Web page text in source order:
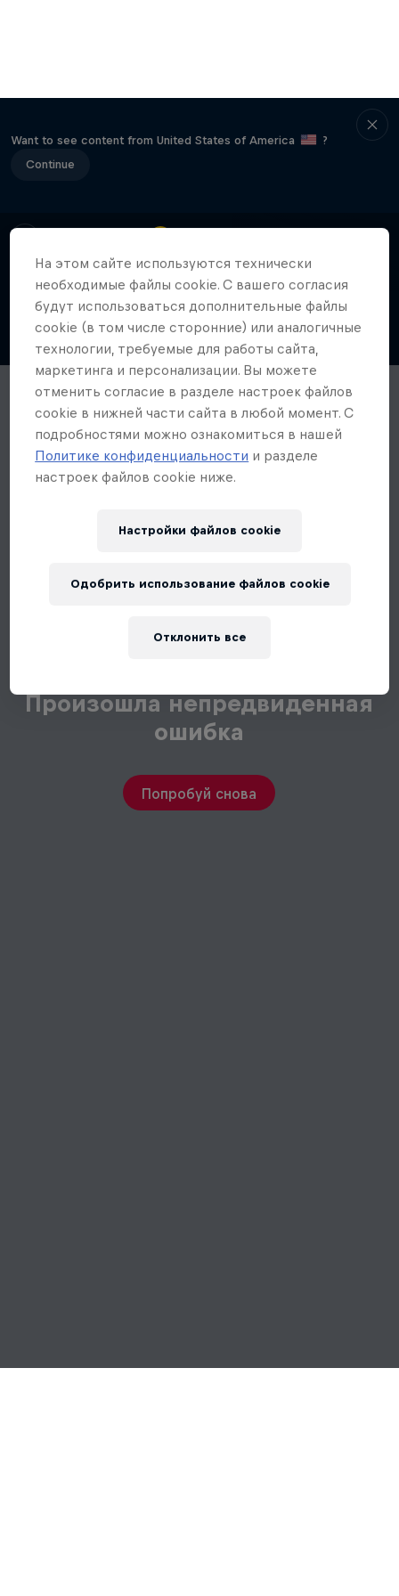
Произошла непредвиденная
ошибка
Попробуй снова
На этом сайте иcпользуются технически
cookie (в том числе сторонние) или аналогичные
маркетинга и персонализации. Вы можете
отменить согласие в разделе настроек файлов
cookie в нижней части сайта в любой момент. С
подробностями можно ознакомиться в нашей
Политике конфиденциальностии разделе
настроек файлов cookie ниже.
Настройки файлов cookie
Отклонить все
Одобрить использование файлов cookie